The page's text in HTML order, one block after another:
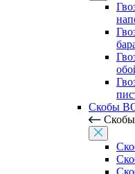
Скобы